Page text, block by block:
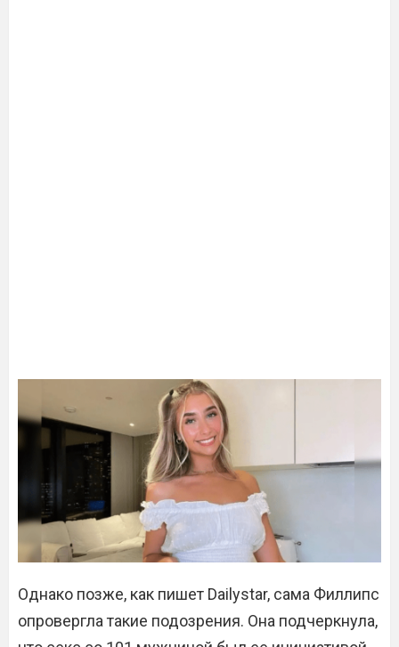
Однако позже, как пишет Dailystar, сама Филлипс
опровергла такие подозрения. Она подчеркнула,